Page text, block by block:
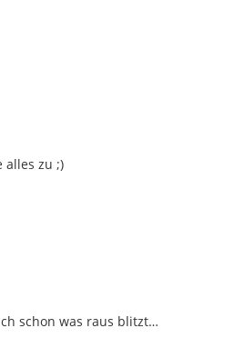
alles zu ;)
schon was raus blitzt…